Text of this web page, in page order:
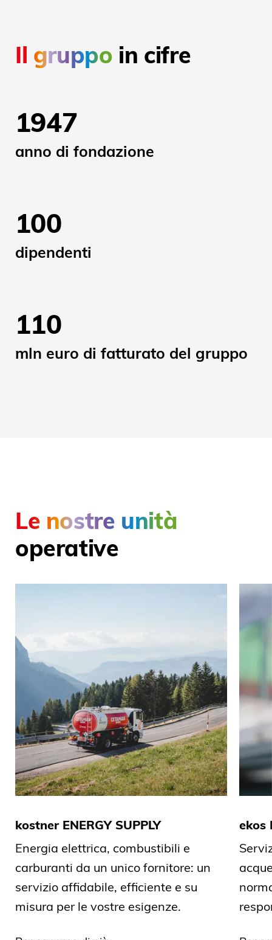
Il gruppo in cifre
1947
anno di fondazione
100
dipendenti
110
mln euro di fatturato del gruppo
Le nostre unità
operative
kostner ENERGY SUPPLY
Energia elettrica, combustibili e
carburanti da un unico fornitore: un
servizio affidabile, efficiente e su
misura per le vostre esigenze.
ekos